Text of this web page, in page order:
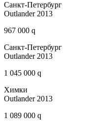
Санкт-Петербург
Outlander 2013
967 000 q
Санкт-Петербург
Outlander 2013
1 045 000 q
Химки
Outlander 2013
1 089 000 q